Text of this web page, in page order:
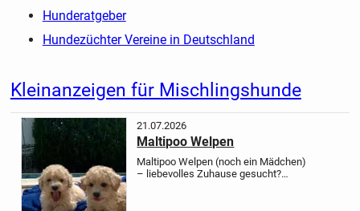
Hunderatgeber
Hundezüchter Vereine in Deutschland
Kleinanzeigen für Mischlingshunde
21.07.2026
Maltipoo Welpen
Maltipoo Welpen (noch ein Mädchen)
– liebevolles Zuhause gesucht?